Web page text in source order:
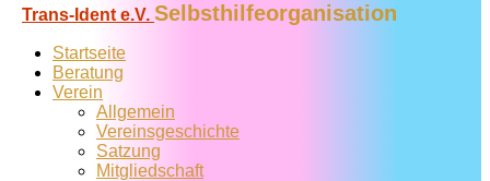
Trans-Ident e.V. Selbsthilfeorganisation
Startseite
Beratung
Verein
Allgemein
Vereins­geschichte
Satzung
Mitglied­schaft